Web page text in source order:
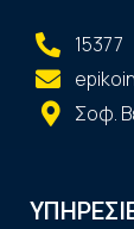
15377
Σοφ.